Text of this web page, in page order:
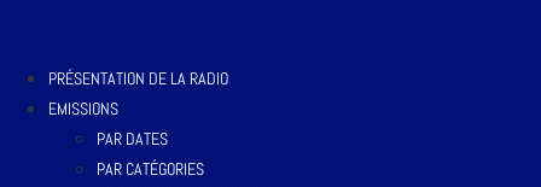
PRÉSENTATION DE LA RADIO
EMISSIONS
PAR DATES
PAR CATÉGORIES